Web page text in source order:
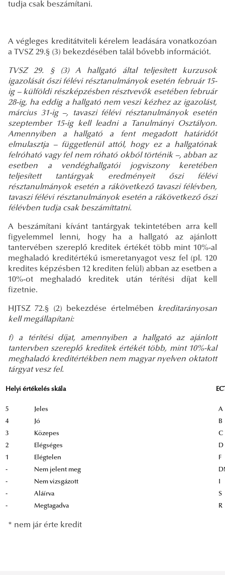
tudja csak beszámítani.
A végleges kreditátviteli kérelem leadására vonatkozóan
a TVSZ 29.§ (3) bekezdésében talál bővebb információt.
TVSZ 29. § (3) A hallgató által teljesített kurzusok
igazolását őszi félévi résztanulmányok esetén február 15-
ig – külföldi részképzésben résztvevők esetében február
28-ig, ha eddig a hallgató nem veszi kézhez az igazolást,
március 31-ig –, tavaszi félévi résztanulmányok esetén
szeptember 15-ig kell leadni a Tanulmányi Osztályon.
Amennyiben a hallgató a fent megadott határidőt
elmulasztja – függetlenül attól, hogy ez a hallgatónak
felróható vagy fel nem róható okból történik –, abban az
esetben a vendéghallgatói jogviszony keretében
teljesített tantárgyak eredményeit őszi félévi
résztanulmányok esetén a rákövetkező tavaszi félévben,
tavaszi félévi résztanulmányok esetén a rákövetkező őszi
félévben tudja csak beszámíttatni.
A beszámítani kívánt tantárgyak tekintetében arra kell
figyelemmel lenni, hogy ha a hallgató az ajánlott
tantervében szereplő kreditek értékét több mint 10%-al
meghaladó kreditértékű ismeretanyagot vesz fel (pl. 120
kredites képzésben 12 krediten felül) abban az esetben a
10%-ot meghaladó kreditek után térítési díjat kell
fizetnie.
HJTSZ 72.§ (2) bekezdése értelmében kreditarányosan
kell megállapítani:
f) a térítési díjat, amennyiben a hallgató az ajánlott
tantervben szereplő kreditek értékét több, mint 10%-kal
meghaladó kreditértékben nem magyar nyelven oktatott
tárgyat vesz fel.
Helyi értékelés skála
5 Jeles
A
4
Jó
B
3
Közepes
C
2
Elégséges
D
1
Elégtelen
F
-
Nem jelent meg
-
Nem vizsgázott
-
Aláírva
S
-
Megtagadva R
* nem jár érte kredit